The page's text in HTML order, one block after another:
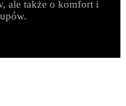
ale także o komfort i